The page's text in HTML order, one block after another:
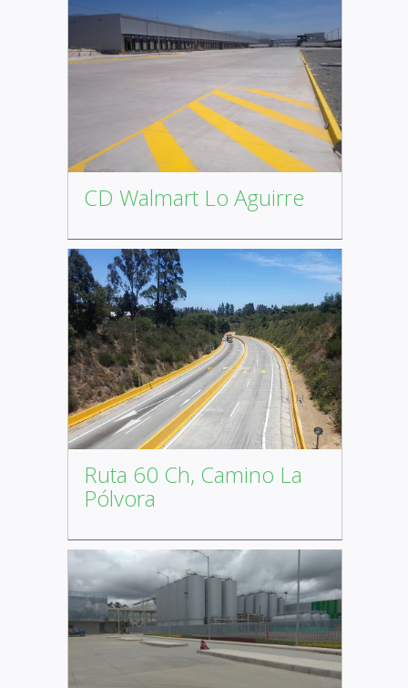
CD Walmart Lo Aguirre
Ruta 60 Ch, Camino La
Pólvora